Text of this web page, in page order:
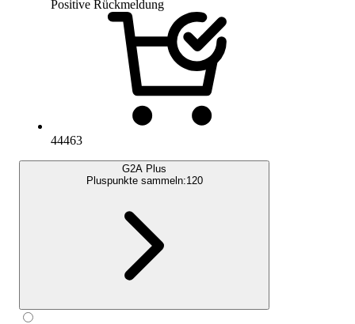
Positive Rückmeldung
44463
G2A Plus
Pluspunkte sammeln:120